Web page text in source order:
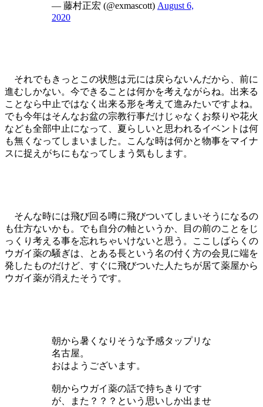
— 藤村正宏 (@exmascott) August 6,
2020
それでもきっとこの状態は元には戻らないんだから、前に
進むしかない。今できることは何かを考えながらね。出来る
ことなら中止ではなく出来る形を考えて進みたいですよね。
でも今年はそんなお盆の宗教行事だけじゃなくお祭りや花火
なども全部中止になって、夏らしいと思われるイベントは何
も無くなってしまいました。こんな時は何かと物事をマイナ
スに捉えがちにもなってしまう気もします。
そんな時には飛び回る噂に飛びついてしまいそうになるの
も仕方ないかも。でも自分の軸というか、目の前のことをじ
っくり考える事を忘れちゃいけないと思う。ここしばらくの
ウガイ薬の騒ぎは、とある長という名の付く方の会見に端を
発したものだけど、すぐに飛びついた人たちが居て薬屋から
ウガイ薬が消えたそうです。
朝から暑くなりそうな予感タップリな
名古屋。
おはようございます。
朝からウガイ薬の話で持ちきりです
が、また？？？という思いしか出ませ